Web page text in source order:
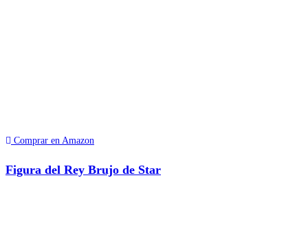
Comprar en Amazon
Figura del Rey Brujo de Star